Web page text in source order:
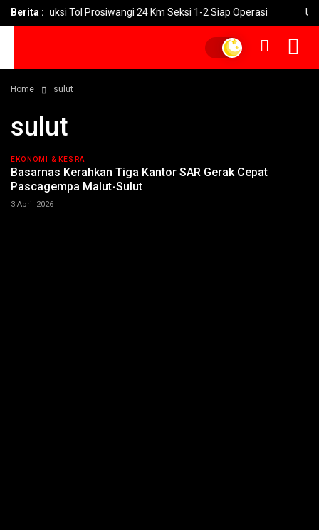
Berita :
Konstruksi Tol Prosiwangi 24 Km Seksi 1-2 Siap Operasi
Home sulut
sulut
EKONOMI & KESRA
Basarnas Kerahkan Tiga Kantor SAR Gerak Cepat
Pascagempa Malut-Sulut
3 April 2026